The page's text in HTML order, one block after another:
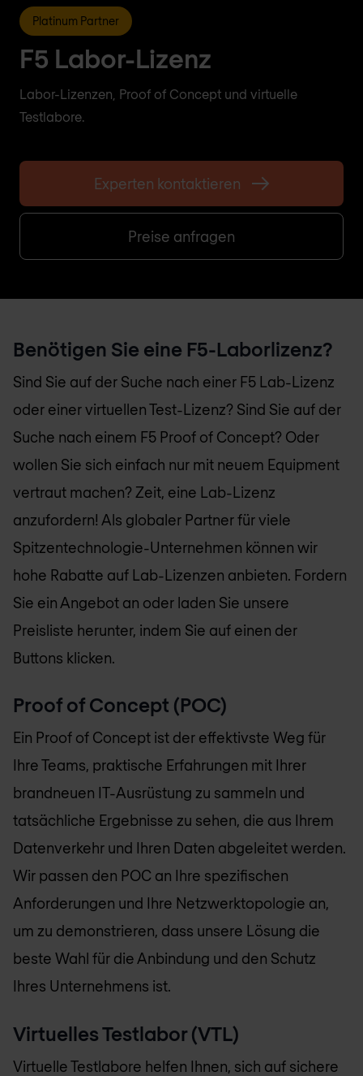
Platinum Partner
F5 Labor-Lizenz
Labor-Lizenzen, Proof of Concept und virtuelle
Testlabore.
Experten kontaktieren
Preise anfragen
Benötigen Sie eine F5-Laborlizenz?
Sind Sie auf der Suche nach einer F5 Lab-Lizenz
oder einer virtuellen Test-Lizenz? Sind Sie auf der
Suche nach einem F5 Proof of Concept? Oder
wollen Sie sich einfach nur mit neuem Equipment
vertraut machen? Zeit, eine Lab-Lizenz
anzufordern! Als globaler Partner für viele
Spitzentechnologie-Unternehmen können wir
hohe Rabatte auf Lab-Lizenzen anbieten. Fordern
Sie ein Angebot an oder laden Sie unsere
Preisliste herunter, indem Sie auf einen der
Buttons klicken.
Proof of Concept (POC)
Ein Proof of Concept ist der effektivste Weg für
Ihre Teams, praktische Erfahrungen mit Ihrer
brandneuen IT-Ausrüstung zu sammeln und
tatsächliche Ergebnisse zu sehen, die aus Ihrem
Datenverkehr und Ihren Daten abgeleitet werden.
Wir passen den POC an Ihre spezifischen
Anforderungen und Ihre Netzwerktopologie an,
um zu demonstrieren, dass unsere Lösung die
beste Wahl für die Anbindung und den Schutz
Ihres Unternehmens ist.
Virtuelles Testlabor (VTL)
Virtuelle Testlabore helfen Ihnen, sich auf sichere